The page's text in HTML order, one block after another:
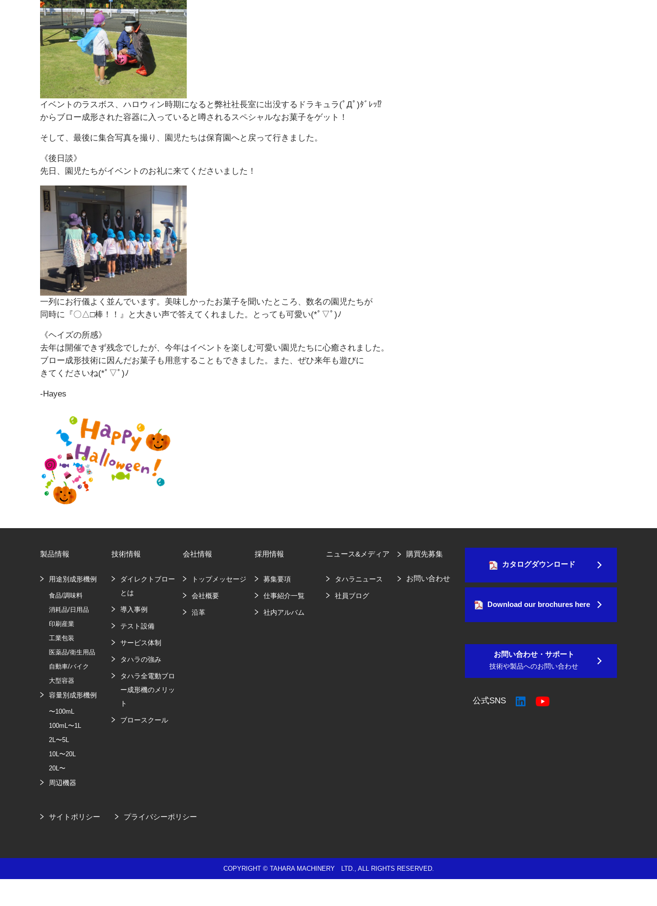
イベントのラスボス、ハロウィン時期になると弊社社長室に出没するドラキュラ(ﾟДﾟ)ﾀﾞﾚｯ⁉
からブロー成形された容器に入っていると噂されるスペシャルなお菓子をゲット！
そして、最後に集合写真を撮り、園児たちは保育園へと戻って行きました。
《後日談》
先日、園児たちがイベントのお礼に来てくださいました！
一列にお行儀よく並んでいます。美味しかったお菓子を聞いたところ、数名の園児たちが
同時に『〇△□棒！！』と大きい声で答えてくれました。とっても可愛い(*ﾟ▽ﾟ)ﾉ
《ヘイズの所感》
去年は開催できず残念でしたが、今年はイベントを楽しむ可愛い園児たちに心癒されました。
ブロー成形技術に因んだお菓子も用意することもできました。また、ぜひ来年も遊びに
きてくださいね(*ﾟ▽ﾟ)ﾉ
-Hayes
製品情報
用途別成形機例
食品/調味料
消耗品/日用品
印刷産業
工業包装
医薬品/衛生用品
自動車/バイク
大型容器
容量別成形機例
〜100mL
100mL〜1L
2L〜5L
10L〜20L
20L〜
周辺機器
技術情報
ダイレクトブロー
とは
導入事例
テスト設備
サービス体制
タハラの強み
タハラ全電動ブロ
ー成形機のメリッ
ト
ブロースクール
会社情報
トップメッセージ
会社概要
沿革
採用情報
募集要項
仕事紹介一覧
社内アルバム
ニュース&メディア
タハラニュース
社員ブログ
購買先募集
お問い合わせ
カタログダウンロード
Download our brochures here
お問い合わせ・サポート
技術や製品へのお問い合わせ
公式SNS
サイトポリシー プライバシーポリシー
COPYRIGHT © TAHARA MACHINERY LTD., ALL RIGHTS RESERVED.